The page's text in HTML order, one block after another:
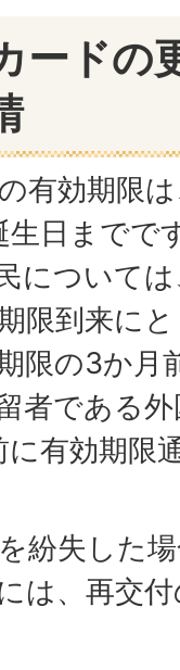
ードの
有効期限
日までで
について
限到来に
限の3か月
者である
有効期限
紛失した
は、再交